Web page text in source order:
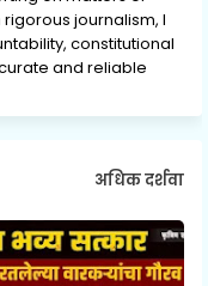
journalism, I
constitutional
and reliable
अधिक दर्शवा